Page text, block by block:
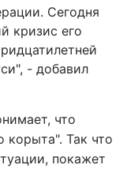
Сегодня
кризис его
- добавил
что
корыта". Так что
покажет